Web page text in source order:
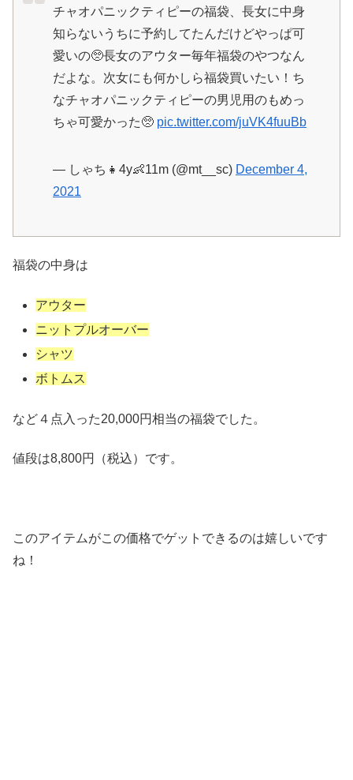
チャオパニックティピーの福袋、長女に中身
知らないうちに予約してたんだけどやっぱ可
愛いの🥺長女のアウター毎年福袋のやつなん
だよな。次女にも何かしら福袋買いたい！ち
なチャオパニックティピーの男児用のもめっ
ちゃ可愛かった🥺 pic.twitter.com/juVK4fuuBb
— しゃち👧4y👶11m (@mt__sc) December 4,
2021
福袋の中身は
アウター
ニットプルオーバー
シャツ
ボトムス
など４点入った20,000円相当の福袋でした。
値段は8,800円（税込）です。
このアイテムがこの価格でゲットできるのは嬉しいです
ね！